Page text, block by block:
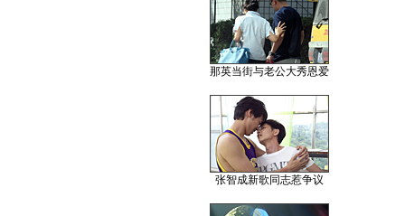
那英当街与老公大秀恩爱
张智成新歌同志惹争议